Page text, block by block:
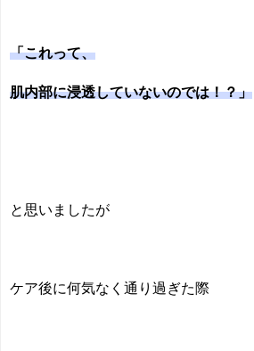
「これって、
肌内部に浸透していないのでは！？」
と思いましたが
ケア後に何気なく通り過ぎた際